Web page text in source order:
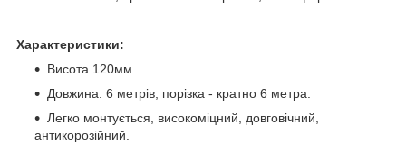
Характеристики:
Висота 120мм.
Довжина: 6 метрів, порізка - кратно 6 метра.
Легко монтується, високоміцний, довговічний,
антикорозійний.